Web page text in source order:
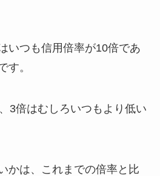
いつも信用倍率が10倍であ
す。
3倍はむしろいつもより低い
かは、これまでの倍率と比